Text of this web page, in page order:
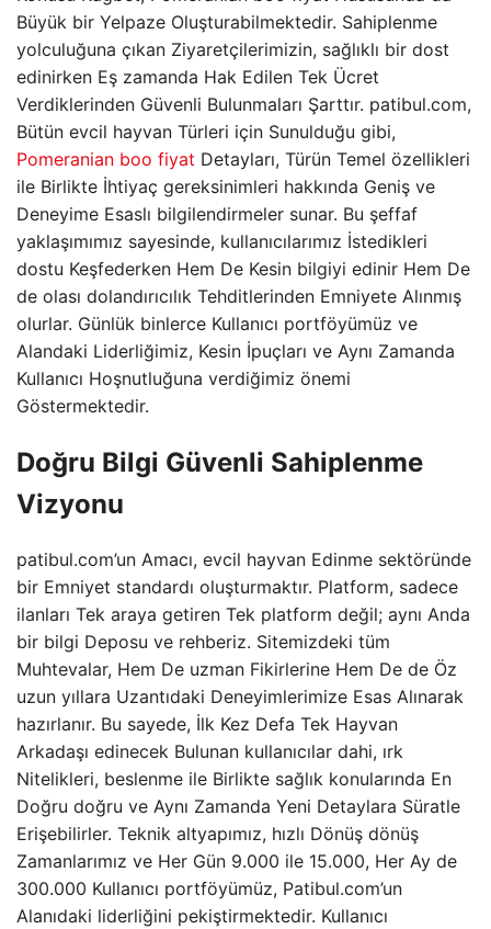
Büyük bir Yelpaze Oluşturabilmektedir. Sahiplenme
yolculuğuna çıkan Ziyaretçilerimizin, sağlıklı bir dost
edinirken Eş zamanda Hak Edilen Tek Ücret
Verdiklerinden Güvenli Bulunmaları Şarttır. patibul.com,
Bütün evcil hayvan Türleri için Sunulduğu gibi,
Pomeranian boo fiyat Detayları, Türün Temel özellikleri
ile Birlikte İhtiyaç gereksinimleri hakkında Geniş ve
Deneyime Esaslı bilgilendirmeler sunar. Bu şeffaf
yaklaşımımız sayesinde, kullanıcılarımız İstedikleri
dostu Keşfederken Hem De Kesin bilgiyi edinir Hem De
de olası dolandırıcılık Tehditlerinden Emniyete Alınmış
olurlar. Günlük binlerce Kullanıcı portföyümüz ve
Alandaki Liderliğimiz, Kesin İpuçları ve Aynı Zamanda
Kullanıcı Hoşnutluğuna verdiğimiz önemi
Göstermektedir.
Doğru Bilgi Güvenli Sahiplenme
Vizyonu
patibul.com’un Amacı, evcil hayvan Edinme sektöründe
bir Emniyet standardı oluşturmaktır. Platform, sadece
ilanları Tek araya getiren Tek platform değil; aynı Anda
bir bilgi Deposu ve rehberiz. Sitemizdeki tüm
Muhtevalar, Hem De uzman Fikirlerine Hem De de Öz
uzun yıllara Uzantıdaki Deneyimlerimize Esas Alınarak
hazırlanır. Bu sayede, İlk Kez Defa Tek Hayvan
Arkadaşı edinecek Bulunan kullanıcılar dahi, ırk
Nitelikleri, beslenme ile Birlikte sağlık konularında En
Doğru doğru ve Aynı Zamanda Yeni Detaylara Süratle
Erişebilirler. Teknik altyapımız, hızlı Dönüş dönüş
Zamanlarımız ve Her Gün 9.000 ile 15.000, Her Ay de
300.000 Kullanıcı portföyümüz, Patibul.com’un
Alanıdaki liderliğini pekiştirmektedir. Kullanıcı